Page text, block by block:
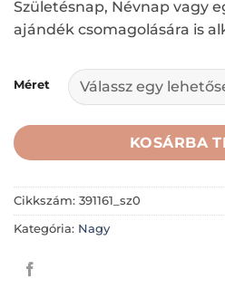
Születésnap, Névnap vagy
ajándék csomagolására is
Méret
KOSÁRBA
Cikkszám: 391161_sz0
Kategória: Nagy